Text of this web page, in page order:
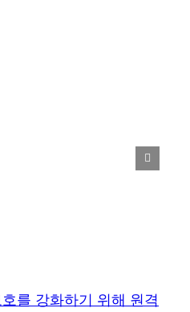
를 강화하기 위해 원격